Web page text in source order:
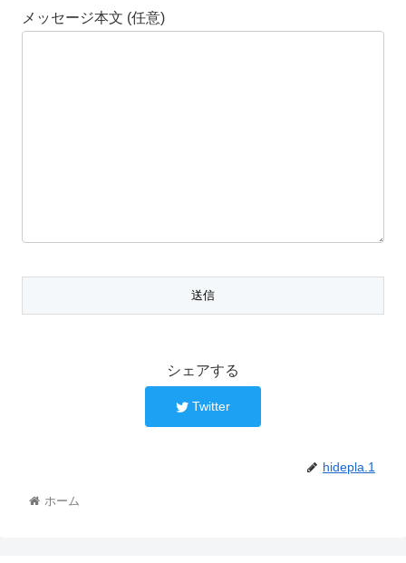
メッセージ本文 (任意)
シェアする
Twitter
hidepla.1
ホーム